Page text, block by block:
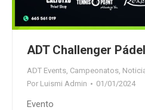
ADT Challenger
ADT Events Campeonatos
Por Luismi Admin 01/01/2024
Evento